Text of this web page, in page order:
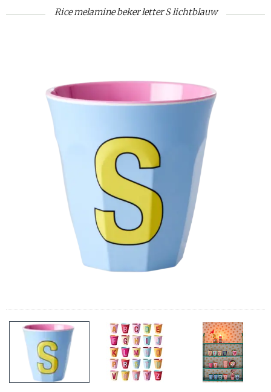
Rice melamine beker letter S lichtblauw